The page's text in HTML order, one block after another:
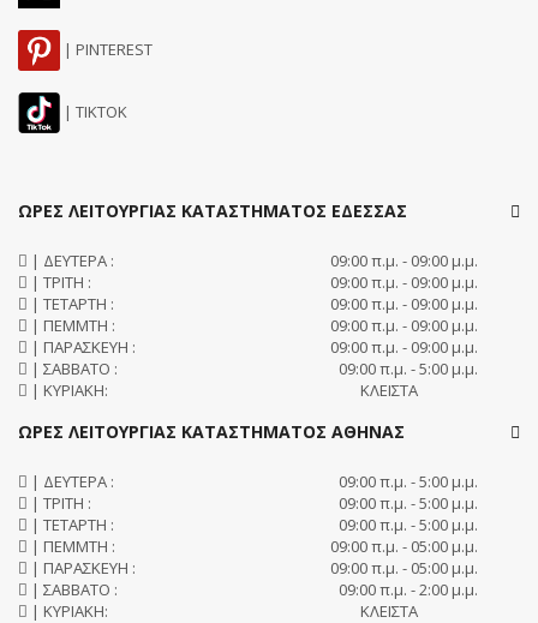
| PINTEREST
| TIKTOK
ΩΡΕΣ ΛΕΙΤΟΥΡΓΙΑΣ ΚΑΤΑΣΤΗΜΑΤΟΣ ΕΔΕΣΣΑΣ
| ΔΕΥΤΕΡΑ :
09:00 π.μ. - 09:00 μ.μ.
| ΤΡΙΤΗ :
09:00 π.μ. - 09:00 μ.μ.
| ΤΕΤΑΡΤΗ :
09:00 π.μ. - 09:00 μ.μ.
| ΠΕΜΜΤΗ :
09:00 π.μ. - 09:00 μ.μ.
| ΠΑΡΑΣΚΕΥΗ :
09:00 π.μ. - 09:00 μ.μ.
| ΣΑΒΒΑΤΟ :
09:00 π.μ. - 5:00 μ.μ.
| ΚΥΡΙΑΚΗ:
ΚΛΕΙΣΤΑ
ΩΡΕΣ ΛΕΙΤΟΥΡΓΙΑΣ ΚΑΤΑΣΤΗΜΑΤΟΣ ΑΘΗΝΑΣ
| ΔΕΥΤΕΡΑ :
09:00 π.μ. - 5:00 μ.μ.
| ΤΡΙΤΗ :
09:00 π.μ. - 5:00 μ.μ.
| ΤΕΤΑΡΤΗ :
09:00 π.μ. - 5:00 μ.μ.
| ΠΕΜΜΤΗ :
09:00 π.μ. - 05:00 μ.μ.
| ΠΑΡΑΣΚΕΥΗ :
09:00 π.μ. - 05:00 μ.μ.
| ΣΑΒΒΑΤΟ :
09:00 π.μ. - 2:00 μ.μ.
| ΚΥΡΙΑΚΗ:
ΚΛΕΙΣΤΑ